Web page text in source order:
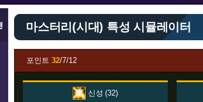
마스터리(시대) 특성 시뮬레이터
포인트 32/7/12
신성 32